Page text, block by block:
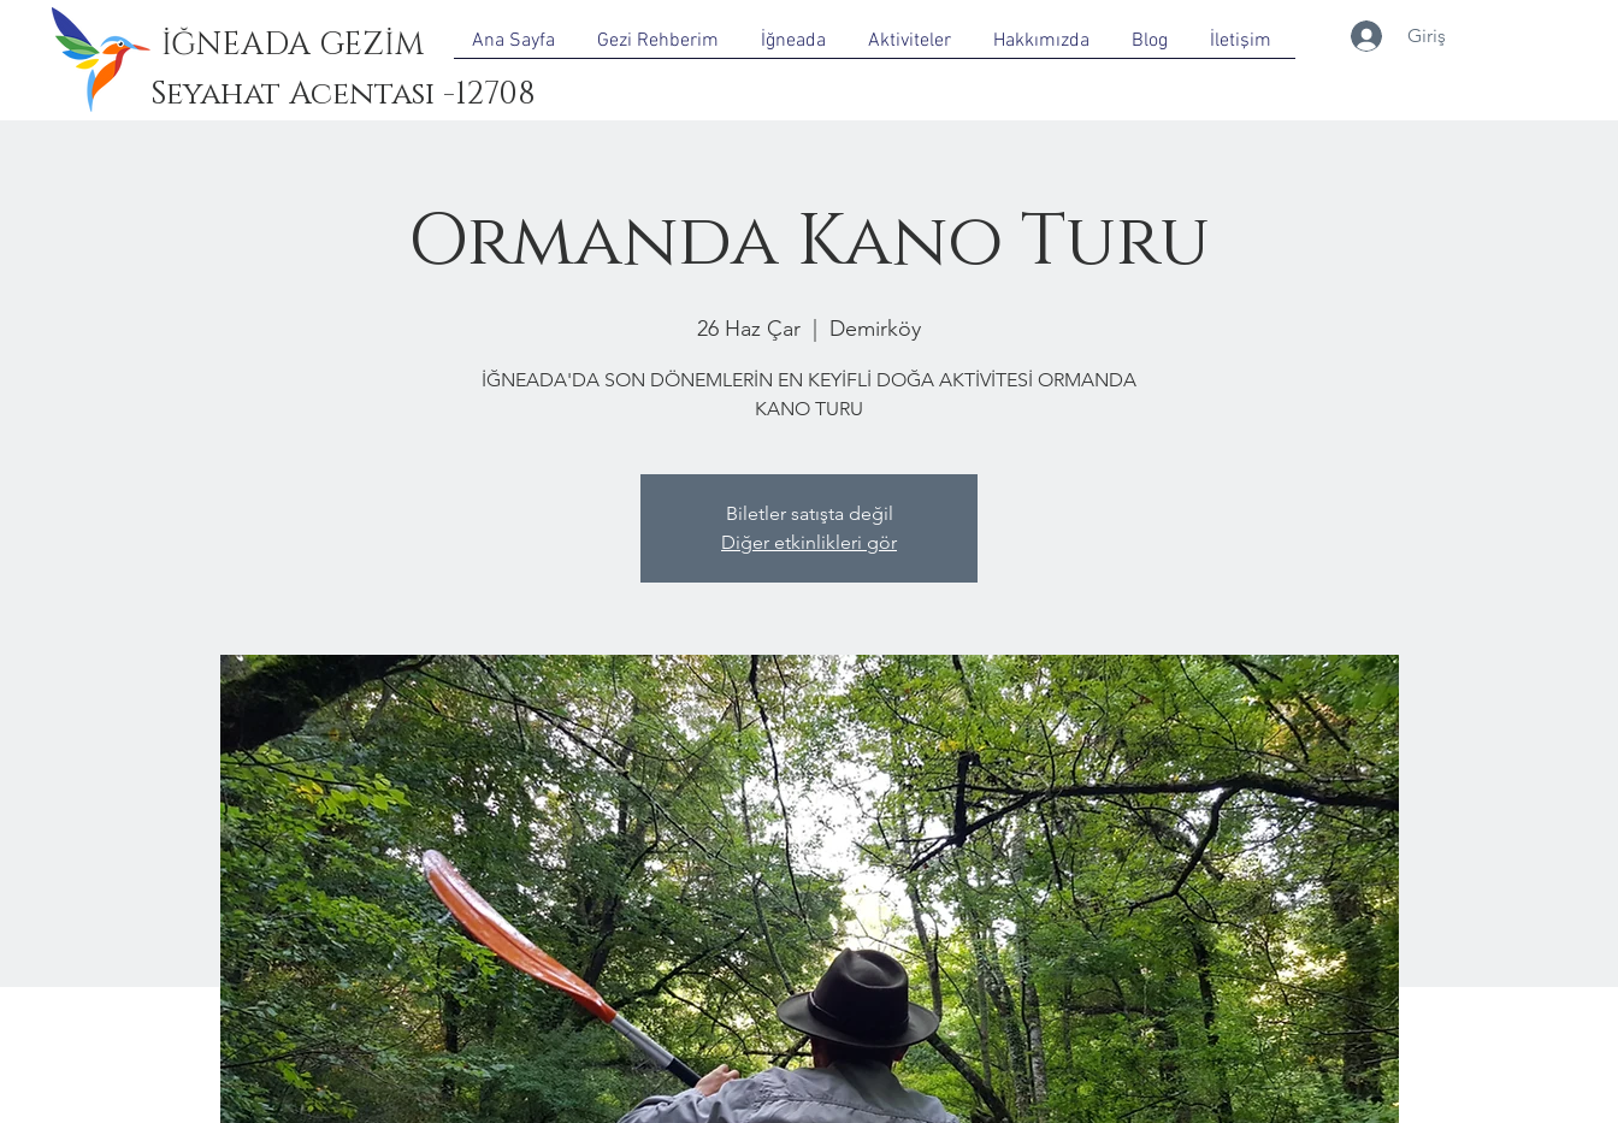
İĞNEADA GEZİM
Seyahat Acentası -12708
Ana Sayfa Gezi Rehberim İğneada Aktiviteler Hakkımızda Blog İletişim Giriş
Ormanda Kano Turu
26 Haz Çar Demirköy
İĞNEADA'DA SON DÖNEMLERİN EN KEYİFLİ DOĞA AKTİVİTESİ ORMANDA
KANO TURU
Biletler satışta değil
Diğer etkinlikleri gör